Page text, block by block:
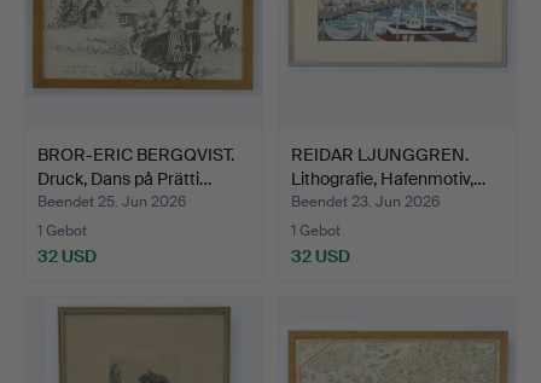
BROR-ERIC BERGQVIST.
Druck, Dans på Prätti…
Beendet 25. Jun 2026
1 Gebot
32 USD
REIDAR LJUNGGREN.
Lithografie, Hafenmotiv,…
Beendet 23. Jun 2026
1 Gebot
32 USD